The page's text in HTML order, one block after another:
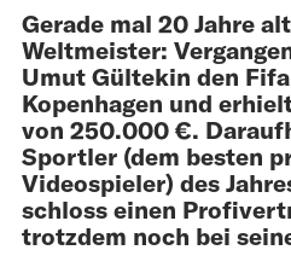
Gerade mal 20 Jahre
Weltmeister:
Umut Gültekin den
Kopenhagen und
von 250.000 €.
Sportler (dem besten
Videospieler) des
schloss einen
trotzdem noch bei